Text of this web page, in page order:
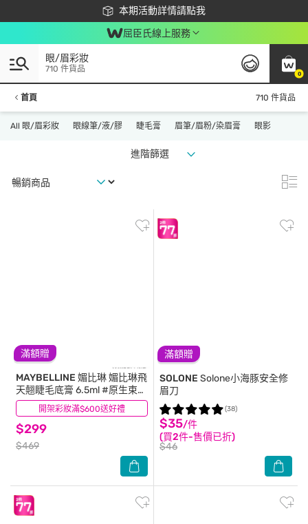
本期活動詳情請點我
下載app最高回饋$350
屈臣氏線上服務
0
眼/眉彩妝
710 件貨品
首頁 710 件貨品
All 眼/眉彩妝 眼線筆/液/膠 睫毛膏 眉筆/眉粉/染眉膏 眼影
進階篩選
滿額贈
開架彩妝滿$600送好禮
MAYBELLINE 媚比琳媚比琳飛
天翹睫毛底膏 6.5ml #原生束感
睫毛
$299
$469
(49)
滿額贈
SOLONE Solone小海豚安全修
眉刀
$35/件
(買2件-售價已折)
$46
(38)